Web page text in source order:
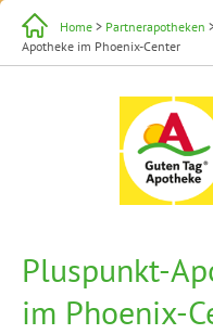
Home > Partnerapotheken
Apotheke im Phoenix-Center
Pluspunkt-
im Phoenix-